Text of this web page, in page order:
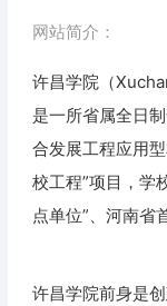
网站简介：
许昌学院（
是一所省属全日
合发展工程应用
校工程”项目，学
点单位”、河南省
许昌学院前身是